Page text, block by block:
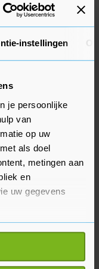
instellingen
je persoonlijke
van
op uw
als doel
metingen aan
en
uw gegevens
geografische
kan zijn
Daarna
ze bij het
ze
aanschaffen.
tickets
gegooid
werden
prijzen van
uitvielen.
al het gedoe
overheid
naar de gang
Nandy
fans" niet